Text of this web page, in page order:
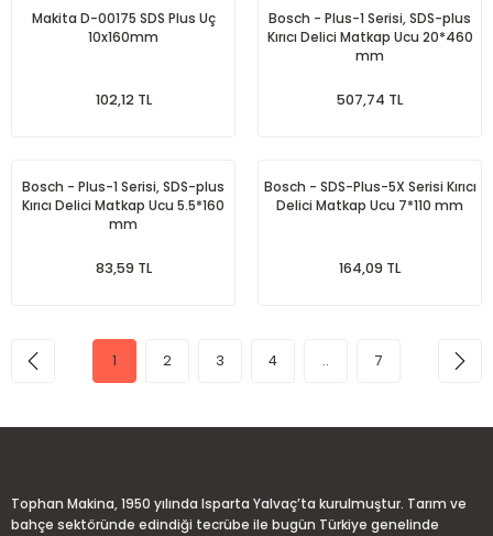
Makita D-00175 SDS Plus Uç
10x160mm
102,12 TL
Bosch - Plus-1 Serisi, SDS-plus
Kırıcı Delici Matkap Ucu 20*460
mm
507,74 TL
Bosch - Plus-1 Serisi, SDS-plus
Kırıcı Delici Matkap Ucu 5.5*160
mm
83,59 TL
Bosch - SDS-Plus-5X Serisi Kırıcı
Delici Matkap Ucu 7*110 mm
164,09 TL
1 2 3 4 .. 7
Tophan Makina, 1950 yılında Isparta Yalvaç’ta kurulmuştur. Tarım ve
bahçe sektöründe edindiği tecrübe ile bugün Türkiye genelinde